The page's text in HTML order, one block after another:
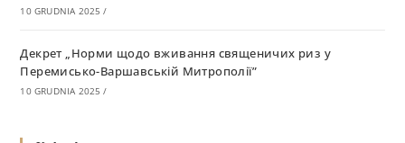
10 GRUDNIA 2025 /
Декрет „Норми щодо вживання священичих риз у
Перемисько-Варшавській Митрополії”
10 GRUDNIA 2025 /